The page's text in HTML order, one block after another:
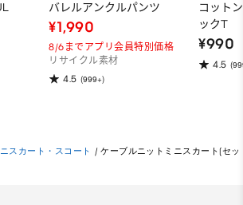
バレルアンクルパンツ
¥1,990
8/6までアプリ会員特別価格
リサイクル素材
4.5 (999+)
コット
ックT
¥990
4.5
ニスカート・スコート / ケーブルニットミニスカート(セ